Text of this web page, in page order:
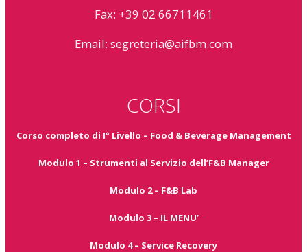
Fax: +39 02 66711461
Email: segreteria@aifbm.com
CORSI
Corso completo di I° Livello – Food & Beverage Management
Modulo 1 – Strumenti al Servizio dell’F&B Manager
Modulo 2 – F&B Lab
Modulo 3 – IL MENU’
Modulo 4 – Service Recovery